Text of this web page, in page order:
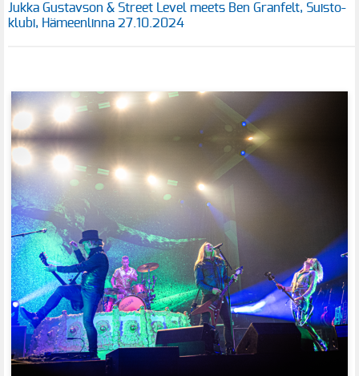
Jukka Gustavson & Street Level meets Ben Granfelt, Suisto-
klubi, Hämeenlinna 27.10.2024